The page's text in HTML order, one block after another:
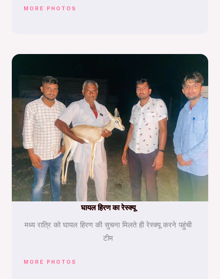
MORE PHOTOS
घायल हिरण का रेस्क्यू
मध्य रात्रि को घायल हिरण की सुचना मिलते ही रेस्क्यू करने पहुंची
टीम
MORE PHOTOS